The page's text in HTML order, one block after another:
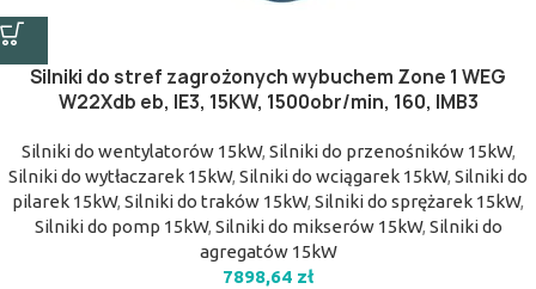
Silniki do stref zagrożonych wybuchem Zone 1 WEG
W22Xdb eb, IE3, 15KW, 1500obr/min, 160, IMB3
Silniki do wentylatorów 15kW, Silniki do przenośników 15kW,
Silniki do wytłaczarek 15kW, Silniki do wciągarek 15kW, Silniki do
pilarek 15kW, Silniki do traków 15kW, Silniki do sprężarek 15kW,
Silniki do pomp 15kW, Silniki do mikserów 15kW, Silniki do
agregatów 15kW
7898,64 zł